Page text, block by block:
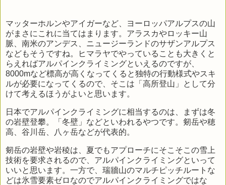
マッターホルンやアイガーなど、ヨーロッパアルプスの山
がまさにこれに当てはまります。アラスカやロッキー山
脈、南米のアンデス、ニュージーランドのサザンアルプス
などもそうですね。ヒマラヤでやっていることも大きくと
らえればアルパインクライミングといえるのですが、
8000mなど標高が高くなってくると独特の行動様式やスキ
ルが必要になってくるので、そこは「高所登山」として分
けて考えるほうがよいと思います。
日本でアルパインクライミングに相当するのは、まずは冬
の岩壁登攀。「冬壁」などといわれるやつです。剱岳や穂
高、谷川岳、八ヶ岳などが代表的。
剱岳の岩壁や岩稜は、夏でもアプローチにそこそこの雪上
技術を要求されるので、アルパインクライミングといって
いいと思います。一方で、瑞牆山のマルチピッチルートな
どは氷雪要素ゼロなのでアルパインクライミングではな